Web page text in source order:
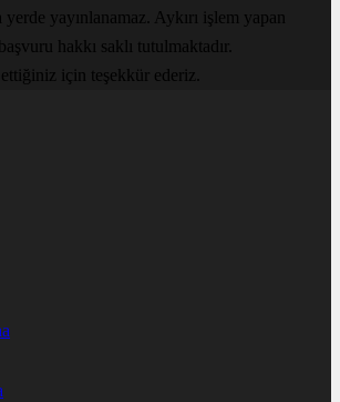
yayınlanamaz. Aykırı işlem yapan
hakkı saklı tutulmaktadır.
için teşekkür ederiz.